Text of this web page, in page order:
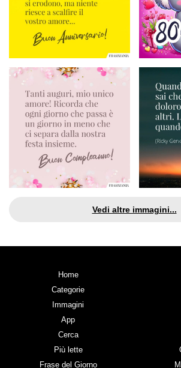
Vedi altre immagini...
Home
Categorie
Immagini
App
Cerca
Più lette
Frase del Giorno